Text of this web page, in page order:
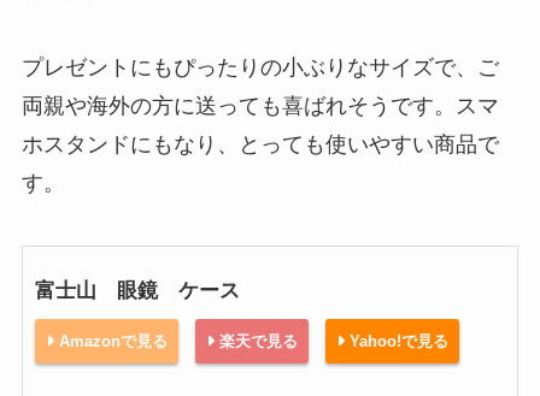
プレゼントにもぴったりの小ぶりなサイズで、ご
両親や海外の方に送っても喜ばれそうです。スマ
ホスタンドにもなり、とっても使いやすい商品で
す。
富士山 眼鏡 ケース
Amazonで見る 楽天で見る Yahoo!で見る